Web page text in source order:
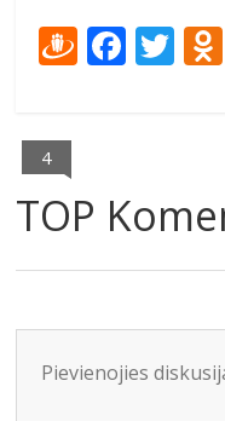
D
ra
e
m
F
ac
o
o
k
T
w
4
TOP